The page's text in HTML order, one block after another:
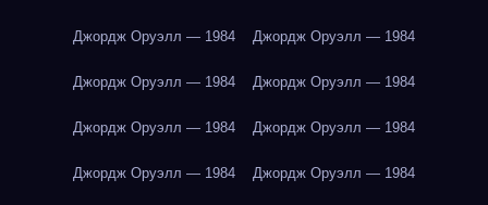
Джордж Оруэлл — 1984 Джордж Оруэлл — 1984
Джордж Оруэлл — 1984 Джордж Оруэлл — 1984
Джордж Оруэлл — 1984 Джордж Оруэлл — 1984
Джордж Оруэлл — 1984 Джордж Оруэлл — 1984